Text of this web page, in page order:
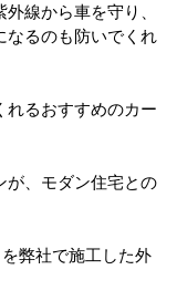
線から車を守り、
なるのも防いでくれ
れるおすすめのカー
が、モダン住宅との
弊社で施工した外